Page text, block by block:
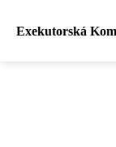
Exekutorská